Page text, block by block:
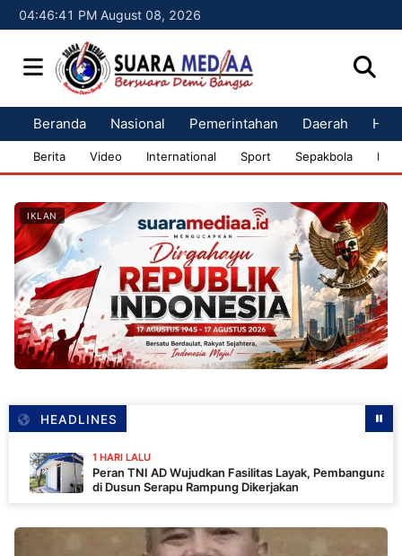
04:46:42 PM August 08, 2026
Beranda Nasional Pemerintahan Daerah
Berita Video International Sport Sepakbola
IKLAN
HEADLINES
1 HARI LALU
Peran TNI AD Wujudkan Fasilitas Layak, Pembangunan MCK
di Dusun Serapu Rampung Dikerjakan